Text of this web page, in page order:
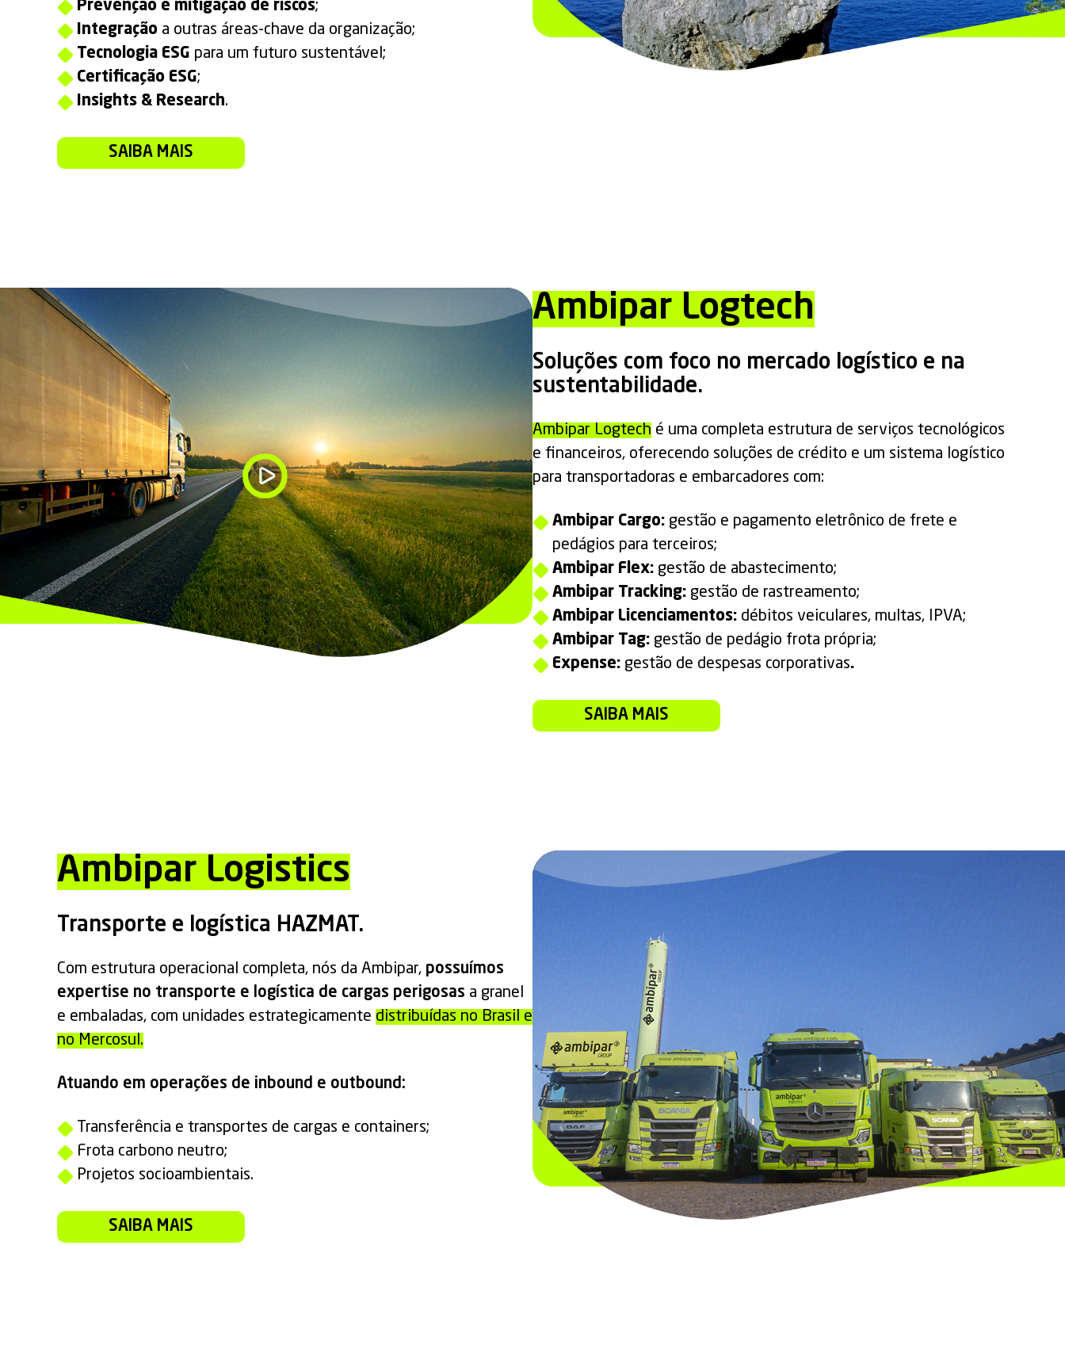
Prevenção e mitigação de riscos;
Integração a outras áreas-chave da organização;
Tecnologia ESG para um futuro sustentável;
Certificação ESG;
Insights & Research.
SAIBA MAIS
Ambipar Logtech
Soluções com foco no mercado logístico e na
sustentabilidade.
Ambipar Logtech é uma completa estrutura de serviços tecnológicos
e financeiros, oferecendo soluções de crédito e um sistema logístico
para transportadoras e embarcadores com:
Ambipar Cargo: gestão e pagamento eletrônico de frete e
pedágios para terceiros;
Ambipar Flex: gestão de abastecimento;
Ambipar Tracking: gestão de rastreamento;
Ambipar Licenciamentos: débitos veiculares, multas, IPVA;
Ambipar Tag: gestão de pedágio frota própria;
Expense: gestão de despesas corporativas.
SAIBA MAIS
Ambipar Logistics
Transporte e logística HAZMAT.
Com estrutura operacional completa, nós da Ambipar, possuímos
expertise no transporte e logística de cargas perigosas a granel
e embaladas, com unidades estrategicamente distribuídas no Brasil e
no Mercosul.
Atuando em operações de inbound e outbound:
Transferência e transportes de cargas e containers;
Frota carbono neutro;
Projetos socioambientais.
SAIBA MAIS